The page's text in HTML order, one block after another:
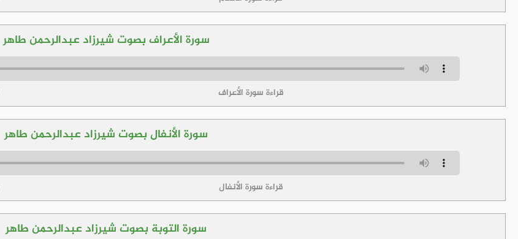
سورة الأعراف بصوت شيرزاد عبدالرحمن طاهر
قراءة سورة الأعراف
سورة الأنفال بصوت شيرزاد عبدالرحمن طاهر
قراءة سورة الأنفال
سورة التوبة بصوت شيرزاد عبدالرحمن طاهر